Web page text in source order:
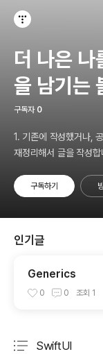
더 나은 나
을 남기는
구독자 0
1. 기존에 작성했거나,
재정리해서 글을 작성
구독하기
인기글
Generics
0 0 조회 1
SwiftUI